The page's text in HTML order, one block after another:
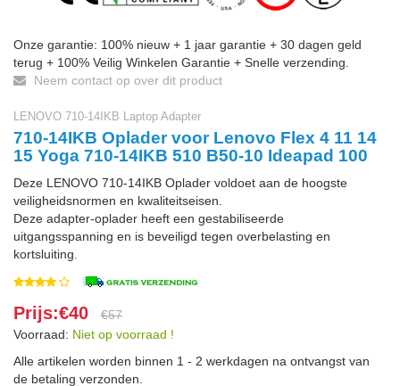
Onze garantie: 100% nieuw + 1 jaar garantie + 30 dagen geld
terug + 100% Veilig Winkelen Garantie + Snelle verzending.
Neem contact op over dit product
LENOVO 710-14IKB Laptop Adapter
710-14IKB Oplader voor Lenovo Flex 4 11 14
15 Yoga 710-14IKB 510 B50-10 Ideapad 100
Deze LENOVO 710-14IKB Oplader voldoet aan de hoogste
veiligheidsnormen en kwaliteitseisen.
Deze adapter-oplader heeft een gestabiliseerde
uitgangsspanning en is beveiligd tegen overbelasting en
kortsluiting.
Prijs:€40
€57
Voorraad: Niet op voorraad !
Alle artikelen worden binnen 1 - 2 werkdagen na ontvangst van
de betaling verzonden.